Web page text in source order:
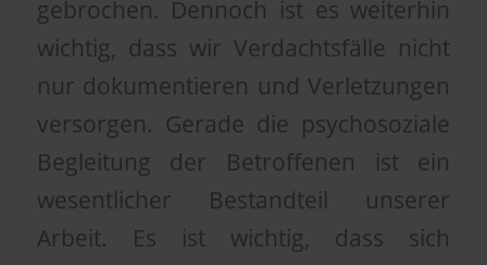
gebrochen. Dennoch ist es weiterhin
wichtig, dass wir Verdachtsfälle nicht
nur dokumentieren und Verletzungen
versorgen. Gerade die psychosoziale
Begleitung der Betroffenen ist ein
wesentlicher Bestandteil unserer
Arbeit. Es ist wichtig, dass sich